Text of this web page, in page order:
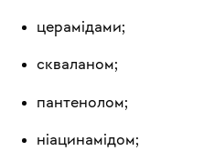
церамідами;
скваланом;
пантенолом;
ніацинамідом;